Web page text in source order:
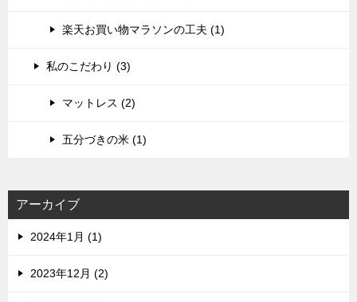
楽天お買い物マラソンの工夫 (1)
私のこだわり (3)
マットレス (2)
五分づきの米 (1)
アーカイブ
2024年1月 (1)
2023年12月 (2)